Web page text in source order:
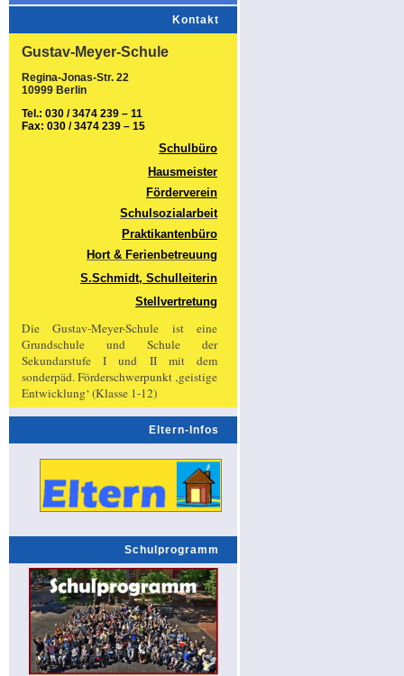
Kontakt
Gustav-Meyer-Schule
Regina-Jonas-Str. 22
10999 Berlin
Tel.: 030 / 3474 239 – 11
Fax: 030 / 3474 239 – 15
Schulbüro
Hausmeister
Förderverein
Schulsozialarbeit
Praktikantenbüro
Hort & Ferienbetreuung
S.Schmidt, Schulleiterin
Stellvertretung
Die Gustav-Meyer-Schule ist eine
Grundschule und Schule der
Sekundarstufe I und II mit dem
sonderpäd. Förderschwerpunkt ‚geistige
Entwicklung‘ (Klasse 1-12)
Eltern-Infos
Schulprogramm